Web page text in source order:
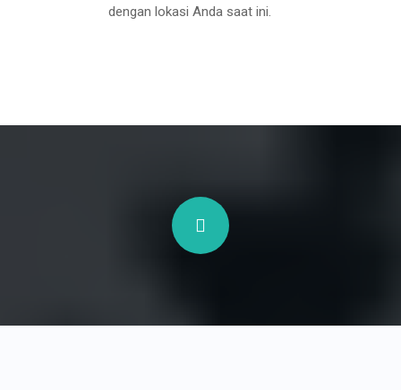
dengan lokasi Anda saat ini.